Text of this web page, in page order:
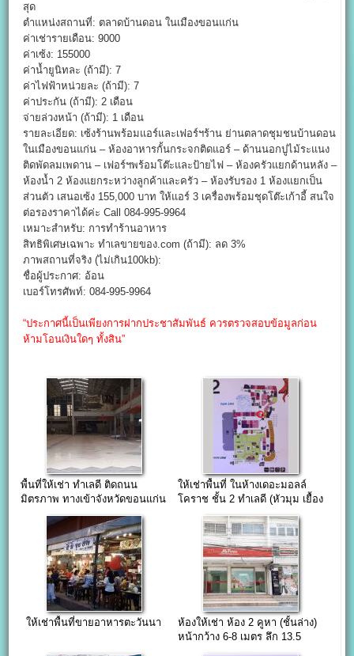
สุด
ตำแหน่งสถานที่: ตลาดบ้านดอน ในเมืองขอนแก่น
ค่าเช่ารายเดือน: 9000
ค่าเซ้ง: 155000
ค่าน้ำยูนิทละ (ถ้ามี): 7
ค่าไฟฟ้าหน่วยละ (ถ้ามี): 7
ค่าประกัน (ถ้ามี): 2 เดือน
จ่ายล่วงหน้า (ถ้ามี): 1 เดือน
รายละเอียด: เซ้งร้านพร้อมแอร์และเฟอร์ฯร้าน ย่านตลาดชุมชนบ้านดอน
ในเมืองขอนแก่น – ห้องอาหารกั้นกระจกติดแอร์ – ด้านนอกปูไม้ระแนง
ติดพัดลมเพดาน – เฟอร์ฯพร้อมโต๊ะและป้ายไฟ – ห้องครัวแยกด้านหลัง –
ห้องน้ำ 2 ห้องแยกระหว่างลูกค้าและครัว – ห้องรับรอง 1 ห้องแยกเป็น
ส่วนตัว เสนอเซ้ง 155,000 บาท ให้แอร์ 3 เครื่องพร้อมชุดโต๊ะเก้าอี้ สนใจ
ต่อรองราคาได้ค่ะ Call 084-995-9964
เหมาะสำหรับ: การทำร้านอาหาร
สิทธิพิเศษเฉพาะ ทำเลขายของ.com (ถ้ามี): ลด 3%
ภาพสถานที่จริง (ไม่เกิน100kb):
ชื่อผู้ประกาศ: อ้อน
เบอร์โทรศัพท์: 084-995-9964
“ประกาศนี้เป็นเพียงการฝากประชาสัมพันธ์ ควรตรวจสอบข้อมูลก่อน
ห้ามโอนเงินใดๆ ทั้งสิน”
พื้นที่ให้เช่า ทำเลดี ติดถนน
มิตรภาพ ทางเข้าจังหวัดขอนแก่น
ให้เช่าพื้นที่ ในห้างเดอะมอลล์
โคราช ชั้น 2 ทำเลดี (หัวมุม เยื้อง
บันไดเลื่อน โซนหน้าห้าง)
ให้เช่าพื้นที่ขายอาหารตะวันนา
ห้องให้เช่า ห้อง 2 คูหา (ชั้นล่าง)
หน้ากว้าง 6-8 เมตร ลึก 13.5